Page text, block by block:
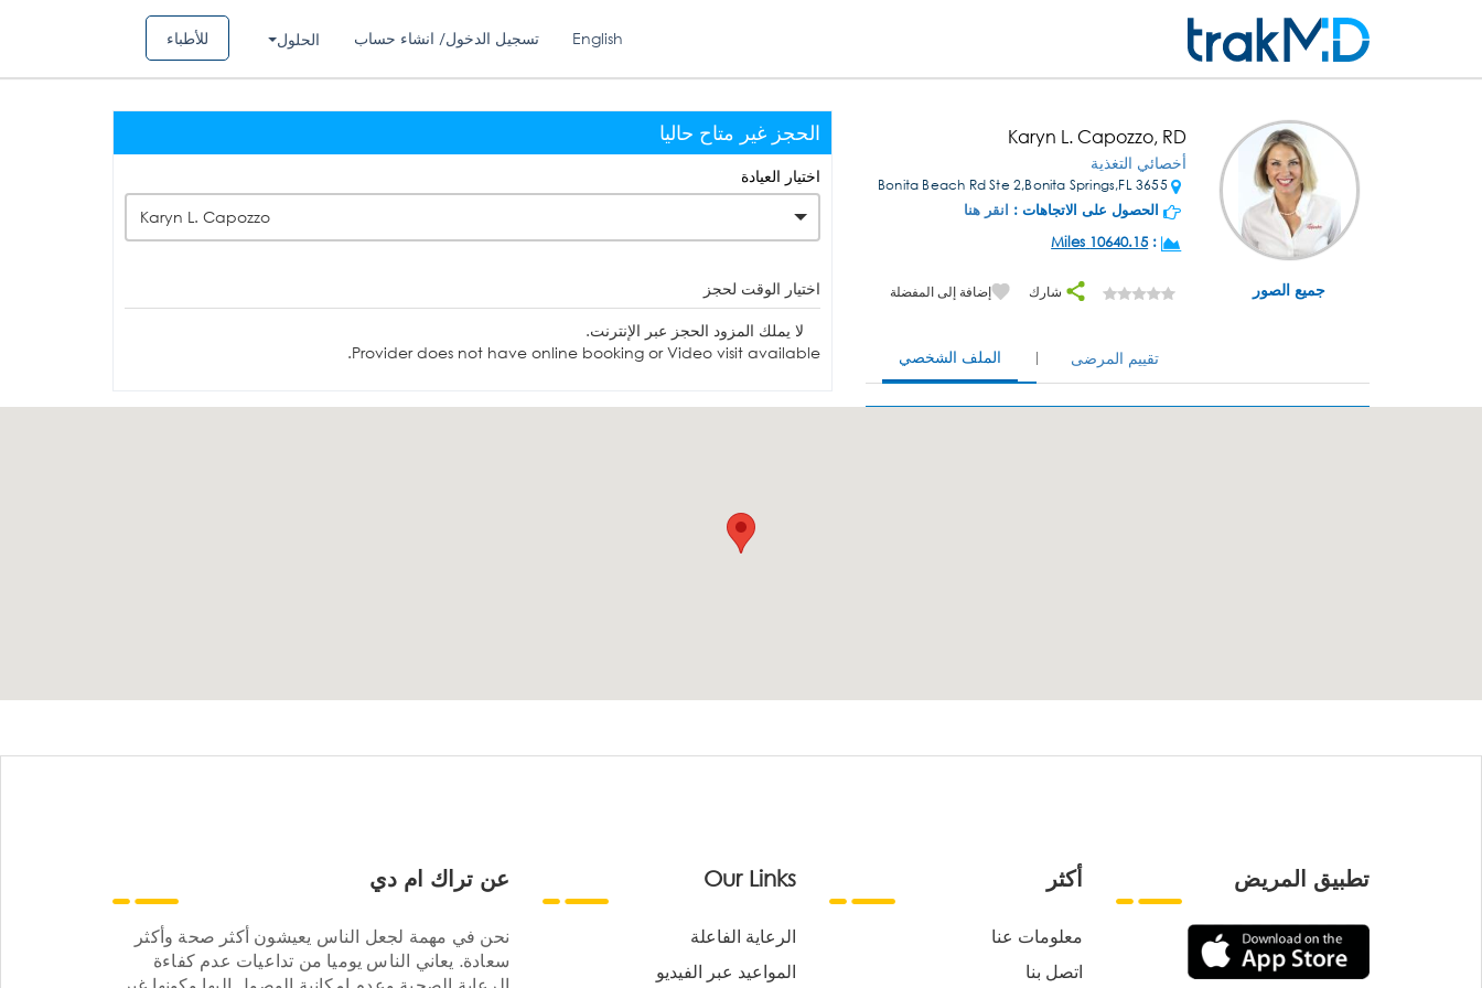
للأطباء الحلول تسجيل الدخول/ انشاء حساب English
جميع الصور
Karyn L. Capozzo, RD
أخصائي التغذية
الحصول على الاتجاهات : انقر هنا
:
10640.15 Miles
شارك إضافة إلى المفضلة
الملف الشخصي تقييم المرضى
الحجز غير متاح حاليا
اختيار العيادة
Karyn L. Capozzo
اختيار الوقت لحجز
لا يملك المزود الحجز عبر الإنترنت.
Provider does not have online booking or Video visit available.
عن تراك ام دي
نحن في مهمة لجعل الناس يعيشون أكثر صحة وأكثر
سعادة. يعاني الناس يوميا من تداعيات عدم كفاءة
Our Links
الرعاية الفاعلة
المواعيد عبر الفيديو
أكثر
معلومات عنا
اتصل بنا
تطبيق المريض